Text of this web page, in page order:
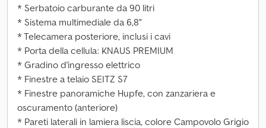
* Serbatoio carburante da 90 litri
* Sistema multimediale da 6,8"
* Telecamera posteriore, inclusi i cavi
* Porta della cellula: KNAUS PREMIUM
* Gradino d'ingresso elettrico
* Finestre a telaio SEITZ S7
* Finestre panoramiche Hupfe, con zanzariera e
oscuramento (anteriore)
* Pareti laterali in lamiera liscia, colore Campovolo Grigio